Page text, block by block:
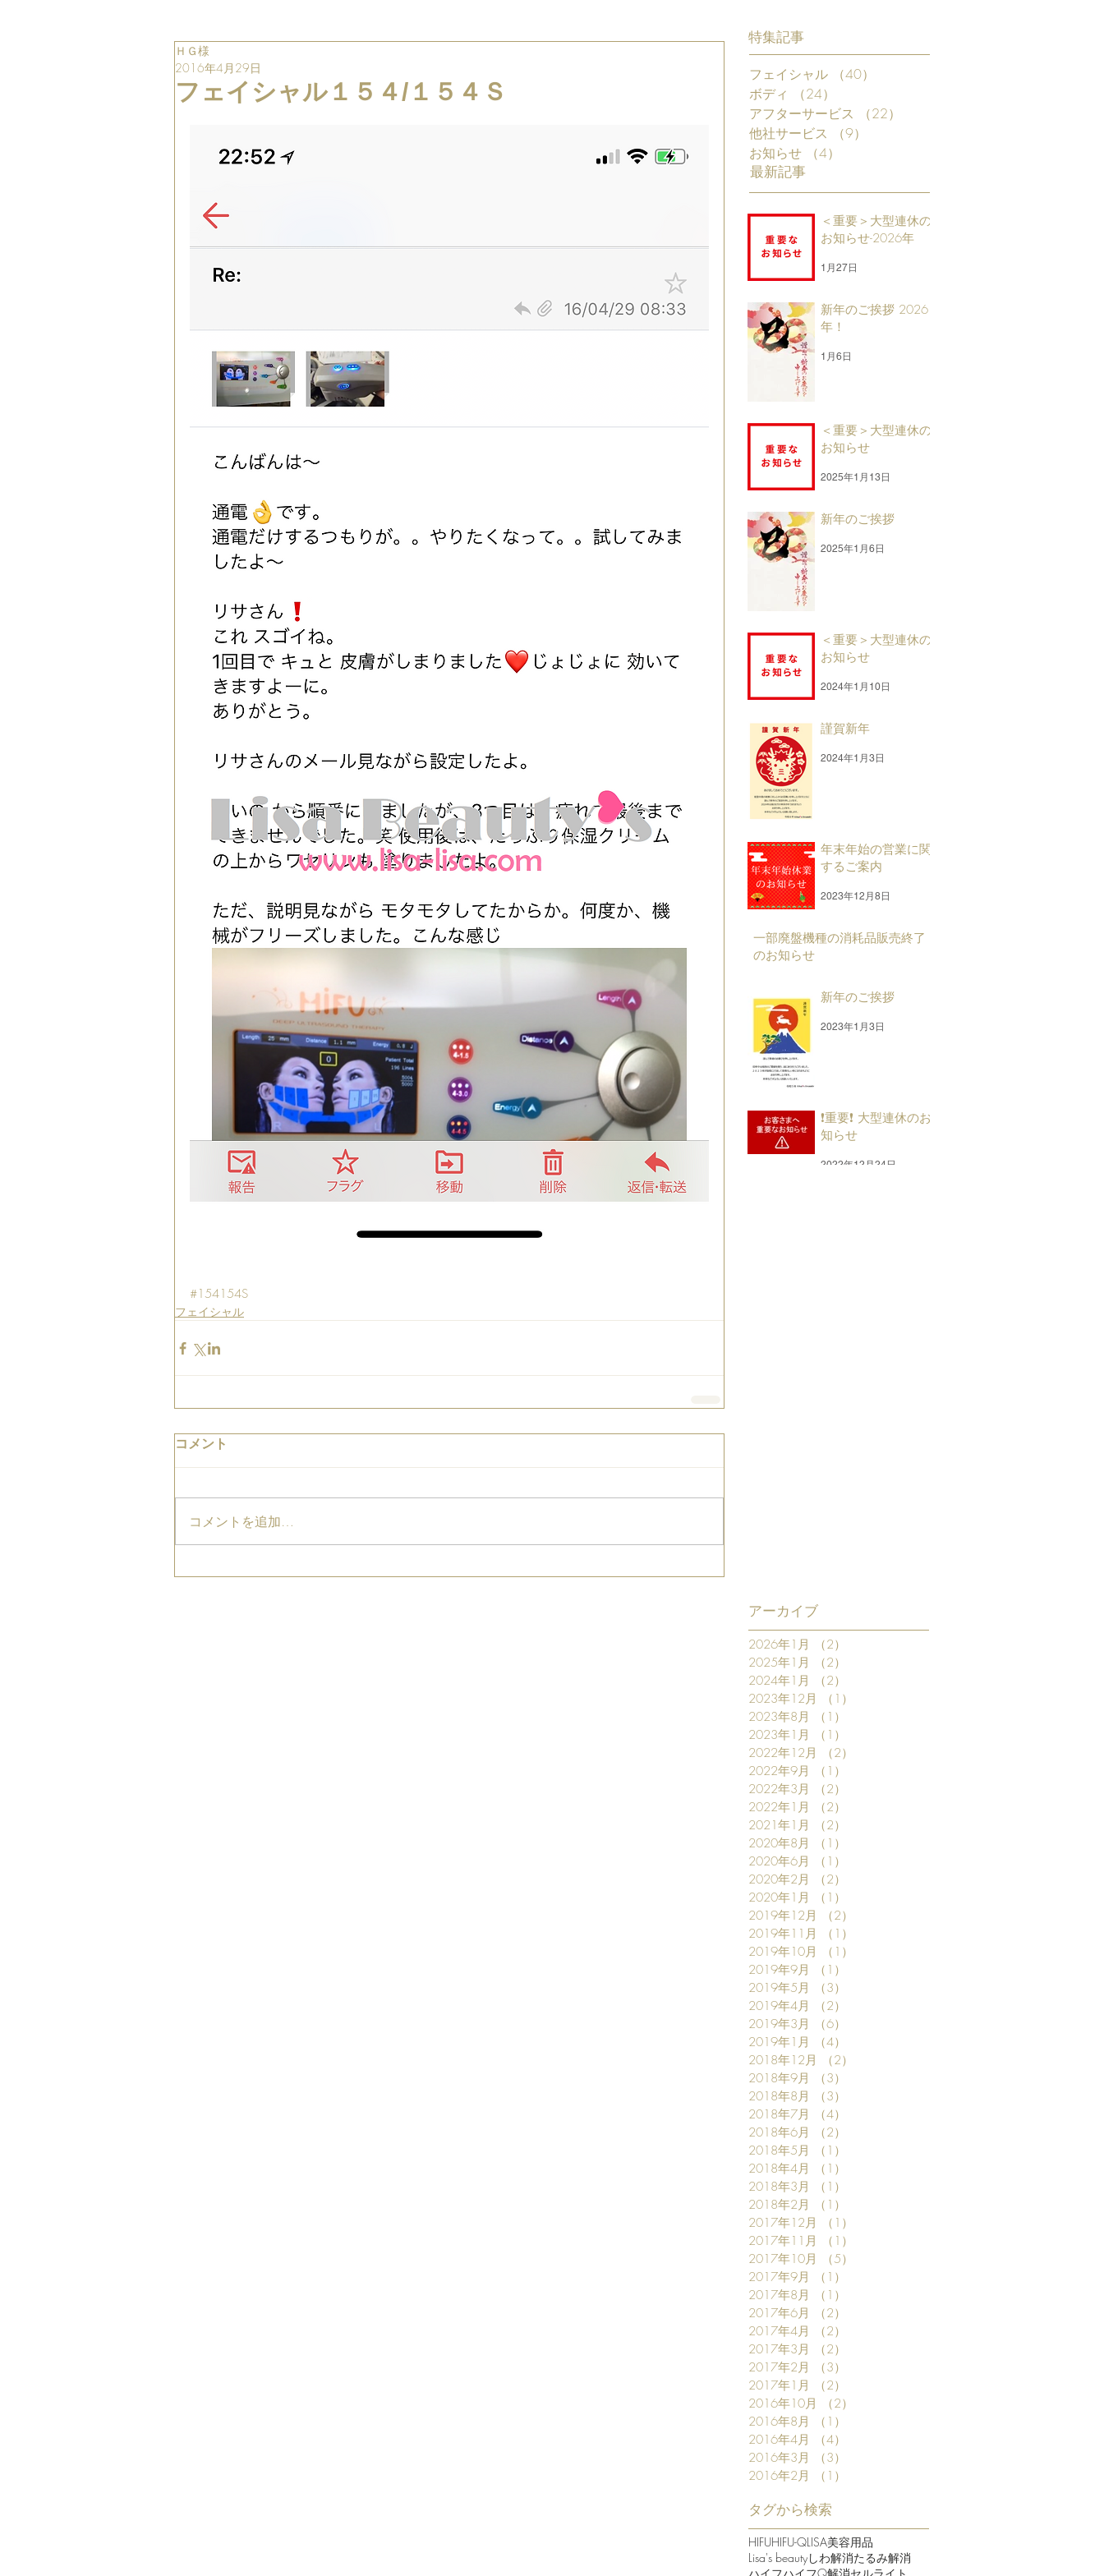
フェイシャル１５４/１５４Ｓ
ＨＧ様
2016年4月29日
#154154S
フェイシャル
コメント
コメントを追加…
特集記事
フェイシャル （40）
ボディ
（24）
アフターサービス
（22）
他社サービス
（9）
お知らせ
（4）
最新記事
＜重要＞大型連休の
お知らせ-2026年
1月27日
新年のご挨拶 2026
年！
1月6日
＜重要＞大型連休の
お知らせ
2025年1月13日
新年のご挨拶
2025年1月6日
＜重要＞大型連休の
お知らせ
2024年1月10日
謹賀新年
2024年1月3日
年末年始の営業に関
するご案内
2023年12月8日
一部廃盤機種の消耗品販売終了
のお知らせ
新年のご挨拶
2023年1月3日
❗重要❗ 大型連休のお
知らせ
2022年12月24日
アーカイブ
2026年1月 （2）
2025年1月
（2）
2024年1月
（2）
2023年12月
（1）
2023年8月
（1）
2023年1月
（1）
2022年12月
（2）
2022年9月
（1）
2022年3月
（2）
2022年1月
（2）
2021年1月
（2）
2020年8月
（1）
2020年6月
（1）
2020年2月
（2）
2020年1月
（1）
2019年12月
（2）
2019年11月
（1）
2019年10月
（1）
2019年9月
（1）
2019年5月
（3）
2019年4月
（2）
2019年3月
（6）
2019年1月
（4）
2018年12月
（2）
2018年9月
（3）
2018年8月
（3）
2018年7月
（4）
2018年6月
（2）
2018年5月
（1）
2018年4月
（1）
2018年3月
（1）
2018年2月
（1）
2017年12月
（1）
2017年11月
（1）
2017年10月
（5）
2017年9月
（1）
2017年8月
（1）
2017年6月
（2）
2017年4月
（2）
2017年3月
（2）
2017年2月
（3）
2017年1月
（2）
2016年10月
（2）
2016年8月
（1）
2016年4月
（4）
2016年3月
（3）
2016年2月
（1）
タグから検索
HIFUHIFU-QLISA美容用品
Lisa's beautyしわ解消たるみ解消